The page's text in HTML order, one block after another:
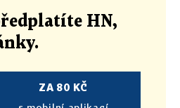
HN,
.
ZA 80 KČ